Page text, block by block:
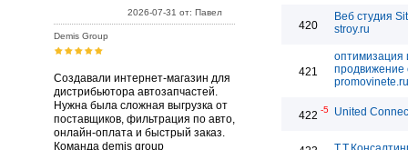
2026-07-31 от: Павел
Demis Group
Создавали интернет-магазин для
дистрибьютора автозапчастей.
Нужна была сложная выгрузка от
поставщиков, фильтрация по авто,
онлайн-оплата и быстрый заказ.
Команда demis group
420
Веб студия
stroy.ru
421
оптимизация
продвижение
promovinete.ru
422 -5 United